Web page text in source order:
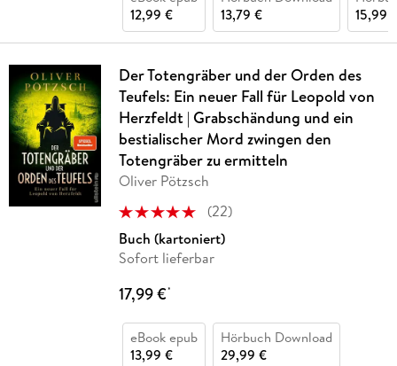
12,99 €
13,79 €
15,99
Der Totengräber und der Orden des
Teufels: Ein neuer Fall für Leopold von
Herzfeldt | Grabschändung und ein
bestialischer Mord zwingen den
Totengräber zu ermitteln
Oliver Pötzsch
(22)
Buch (kartoniert)
Sofort lieferbar
17,99 €*
eBook epub
13,99 €
Hörbuch Download
29,99 €